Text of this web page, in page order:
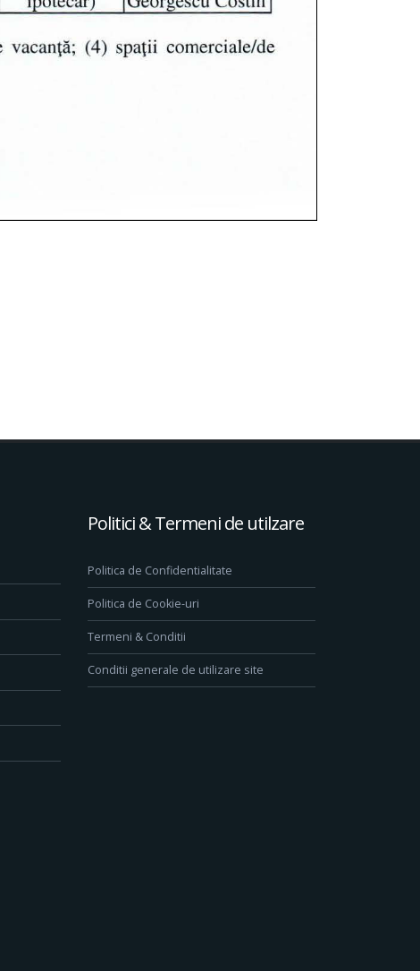
Politici & Termeni de utilzare
Politica de Confidentialitate
Politica de Cookie-uri
Termeni & Conditii
Conditii generale de utilizare site